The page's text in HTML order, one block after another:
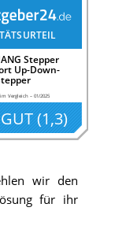
Stepper
Up-Down-
im Vergleich –01/2025
(1,3)
wir den
für ihr